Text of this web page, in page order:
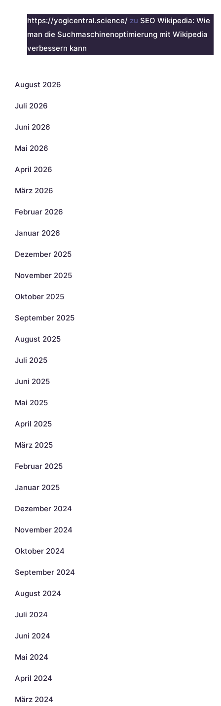
https://yogicentral.science/ zu SEO Wikipedia: Wie
man die Suchmaschinenoptimierung mit Wikipedia
verbessern kann
August 2026
Juli 2026
Juni 2026
Mai 2026
April 2026
März 2026
Februar 2026
Januar 2026
Dezember 2025
November 2025
Oktober 2025
September 2025
August 2025
Juli 2025
Juni 2025
Mai 2025
April 2025
März 2025
Februar 2025
Januar 2025
Dezember 2024
November 2024
Oktober 2024
September 2024
August 2024
Juli 2024
Juni 2024
Mai 2024
April 2024
März 2024